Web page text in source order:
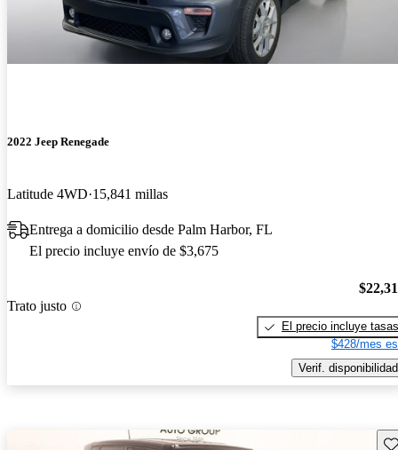
2022 Jeep Renegade
Latitude 4WD 15,841 millas
Entrega a domicilio desde Palm Harbor, FL
El precio incluye envío de $3,675
Trato justo
El precio incluye tasas
$428/mes
Verif. disponibilidad